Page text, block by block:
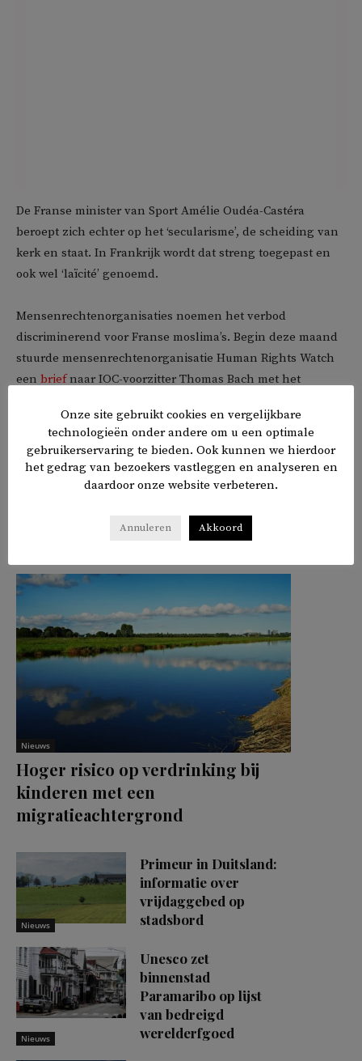
De Franse minister van Sport Amélie Oudéa-Castéra
beroept zich echter op het ‘secularisme’, de scheiding van
kerk en staat. In Frankrijk wordt dat streng toegepast en
ook wel ‘laïcité’ genoemd.
Mensenrechtenorganisaties noemen het verbod
discriminerend voor Franse moslima’s. Begin deze maand
stuurde mensenrechtenorganisatie Human Rights Watch
een briefnaar IOC-voorzitter Thomas Bach met het
roepen om alle verboden op het dragen van de hijab
ongedaan te maken’. Vooralsnog tevergeefs.
in
Nieuws
Hoger risico op verdrinking bij
kinderen met een
migratieachtergrond
Nieuws
Primeur in Duitsland:
informatie over
vrijdaggebed op
stadsbord
Nieuws
Unesco zet
binnenstad
Paramaribo op lijst
van bedreigd
werelderfgoed
Onze site gebruikt cookies en vergelijkbare
technologieën onder andere om u een optimale
gebruikerservaring te bieden. Ook kunnen we hierdoor
het gedrag van bezoekers vastleggen en analyseren en
daardoor onze website verbeteren.
Annuleren Akkoord